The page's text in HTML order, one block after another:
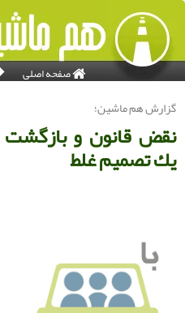
صفحه اصلی
گزارش هم ماشین؛
نقض قانون و بازگشت
یك تصمیم غلط